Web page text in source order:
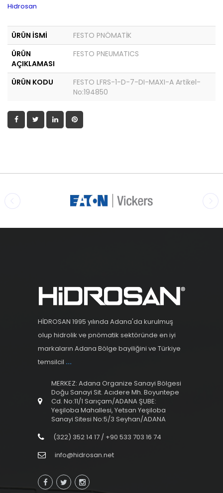
Hidrosan
ÜRÜN İSMİ
FESTO PNÖMATİK
ÜRÜN
AÇIKLAMASI
FESTO PNEUMATICS
ÜRÜN KODU
FESTO LFRS-1-D-7-DI-MAXI-A Artikel-
No:194850
HİDROSAN 1995 yılında Adana'da kurulmuş
olup hidrolik ve pnömatik sektöründe en iyi
markaların Adana Bölge bayiliğini ve Türkiye
temsilcil ...
MERKEZ: Adana Organize Sanayi Bölgesi
Doğu Sanayi Sit. Acıdere Mh. Boyuntepe
Cd. No:11/1 Sarıçam/ADANA ŞUBE:
Yeşiloba Mahallesi, Yetsan Yeşiloba
Sanayi Sitesi No:5/3 Seyhan/ADANA
(322) 352 14 17 / +90 533 703 16 74
info@hidrosan.net